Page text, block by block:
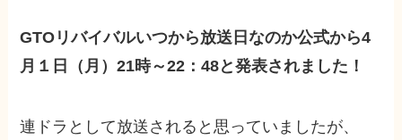
GTOリバイバルいつから放送日なのか公式から4
月１日（月）21時～22：48と発表されました！
連ドラとして放送されると思っていましたが、